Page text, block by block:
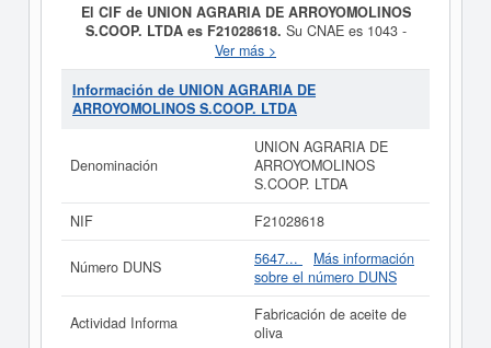
El CIF de UNION AGRARIA DE ARROYOMOLINOS
S.COOP. LTDA es F21028618. Su CNAE es 1043 -
Fabricación de aceite de oliva. Esta empresa está
incluida dentro de la categoría SIC 20790000. La última
consulta de esta empresa ha sido el 12/12/2025,
acumulando un total de 19 consultas. Si desea saber las
esta web puede consultarlo.
Si está interesado en conocer más datos de la empresa
UNION AGRARIA DE ARROYOMOLINOS S.COOP.
LTDA puede
acceder inmediatamente a este Informe
ampliado
de UNION AGRARIA DE ARROYOMOLINOS
S.COOP. LTDA y consultar los resultados de sus años
de actividad, así como los balances y cuentas de
resultados disponibles.
La última actualización del informe de empresa se ha
realizado el 17/01/2025.
Ver más >
Información de UNION AGRARIA DE
ARROYOMOLINOS S.COOP. LTDA
Denominación
UNION AGRARIA DE
ARROYOMOLINOS
S.COOP. LTDA
NIF
F21028618
Número DUNS 5647...
Más información
sobre el número DUNS
Actividad Informa
Fabricación de aceite de
oliva